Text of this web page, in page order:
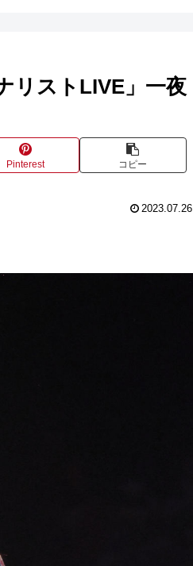
リストLIVE」一夜
Pinterest コピー
2023.07.26